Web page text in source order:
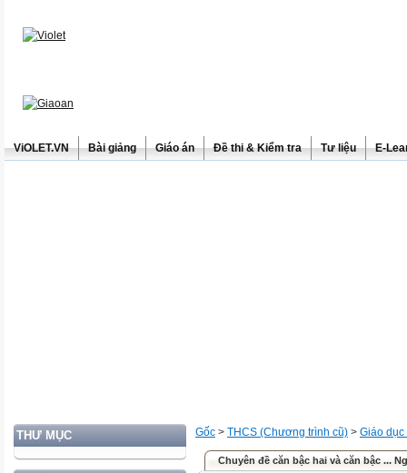
ViOLET.VN Bài giảng Giáo án Đề thi & Kiểm tra Tư liệu E-
THƯ MỤC Gốc > THCS (Chương trình cũ) > Giáo
Chuyên đề căn bậc hai và căn bậc ...